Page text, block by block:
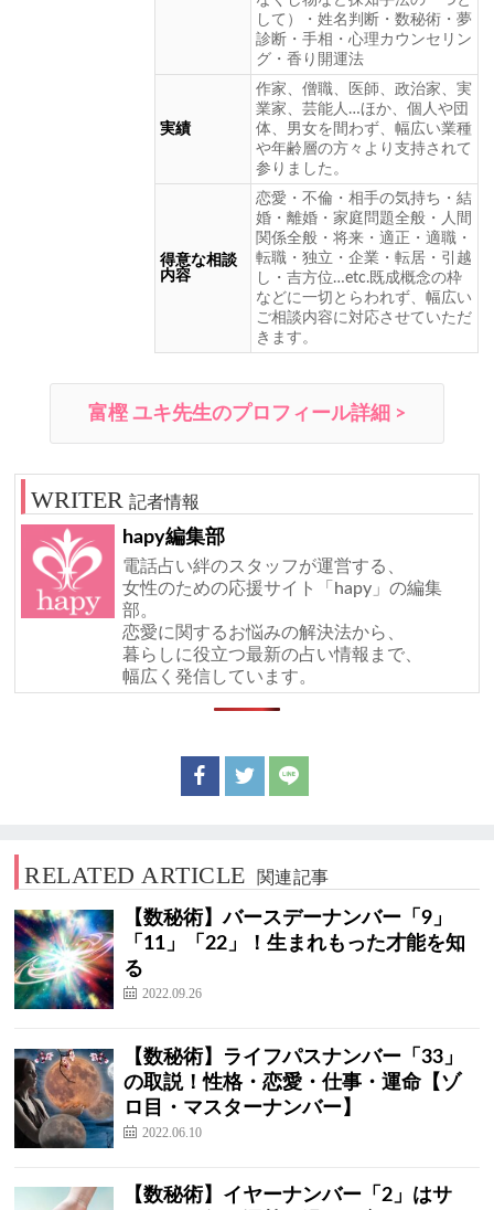
して）・姓名判断・数秘術・夢
診断・手相・心理カウンセリン
グ・香り開運法
実績
作家、僧職、医師、政治家、実
業家、芸能人…ほか、個人や団
体、男女を間わず、幅広い業種
や年齢層の方々より支持されて
参りました。
得意な相談
内容
恋愛・不倫・相手の気持ち・結
婚・離婚・家庭問題全般・人間
関係全般・将来・適正・適職・
転職・独立・企業・転居・引越
し・吉方位…etc.既成概念の枠
などに一切とらわれず、幅広い
ご相談内容に対応させていただ
きます。
富樫 ユキ先生のプロフィール詳細 >
記者情報
hapy編集部
電話占い絆のスタッフが運営する、
女性のための応援サイト「hapy」の編集
部。
恋愛に関するお悩みの解決法から、
暮らしに役立つ最新の占い情報まで、
幅広く発信しています。
RELATED ARTICLE 関連記事
【数秘術】バースデーナンバー「9」
「11」「22」！生まれもった才能を知
る
2022.09.26
【数秘術】ライフパスナンバー「33」
の取説！性格・恋愛・仕事・運命【ゾ
ロ目・マスターナンバー】
2022.06.10
【数秘術】イヤーナンバー「2」はサ